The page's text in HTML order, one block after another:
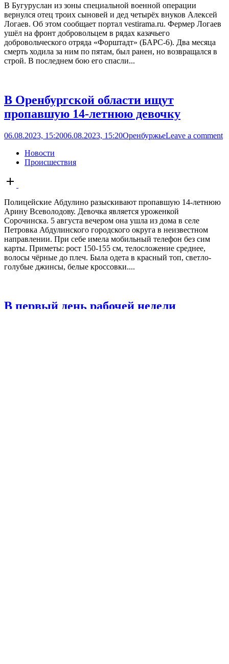
В Бугуруслан из зоны специальной военной операции
вернулся отец троих сыновей и дед четырёх внуков Алексей
Логаев. Об этом сообщает портал vestirama.ru. Фермер Логаев
ушёл на фронт добровольцем в рядах казачьего
добровольческого отряда «Форштадт» (БАРС-6). Два месяца
смерть ходила за ним по пятам, был ранен, но возвращался в
строй. В последнем бою его спасли...
В Оренбургской области ищут
пропавшую 14-летнюю девочку
06.08.2023, 15:2006.08.2023, 15:20ОренбуржьеLeave a comment
Новости
Происшествия
Open
post
Полицейские Абдулино разыскивают пропавшую 14-летнюю
Арину Всеволодову. Девочка является уроженкой
Сорочинска. 5 августа вечером она ушла из дома в селе
Петровка Абдулинского городского округа в неизвестном
направлении. При себе имела мобильный телефон без сим
карты. Приметы: рост 150-155 см, телосложение среднее,
волосы чёрные до плеч. Была одета в красный топ, светло-
голубые джинсы, белые кроссовки....
В первый день рабочей недели